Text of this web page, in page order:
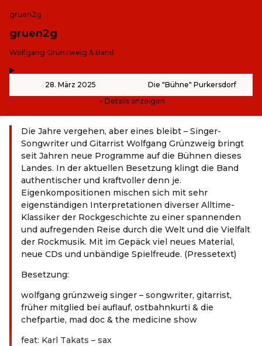
gruen2g
gruen2g
-
Wolfgang Grünzweig & Band
28. März 2025 Die "Bühne" Purkersdorf
Details anzeigen
Die Jahre vergehen, aber eines bleibt – Singer-
Songwriter und Gitarrist Wolfgang Grünzweig bringt
seit Jahren neue Programme auf die Bühnen dieses
Landes. In der aktuellen Besetzung klingt die Band
authentischer und kraftvoller denn je.
Eigenkompositionen mischen sich mit sehr
eigenständigen Interpretationen diverser Alltime-
Klassiker der Rockgeschichte zu einer spannenden
und aufregenden Reise durch die Welt und die Vielfalt
der Rockmusik. Mit im Gepäck viel neues Material,
neue CDs und unbändige Spielfreude. (Pressetext)
Besetzung:
wolfgang grünzweig singer – songwriter, gitarrist,
früher mitglied bei auflauf, ostbahnkurti & die
chefpartie, mad doc & the medicine show
feat: Karl Takats – sax